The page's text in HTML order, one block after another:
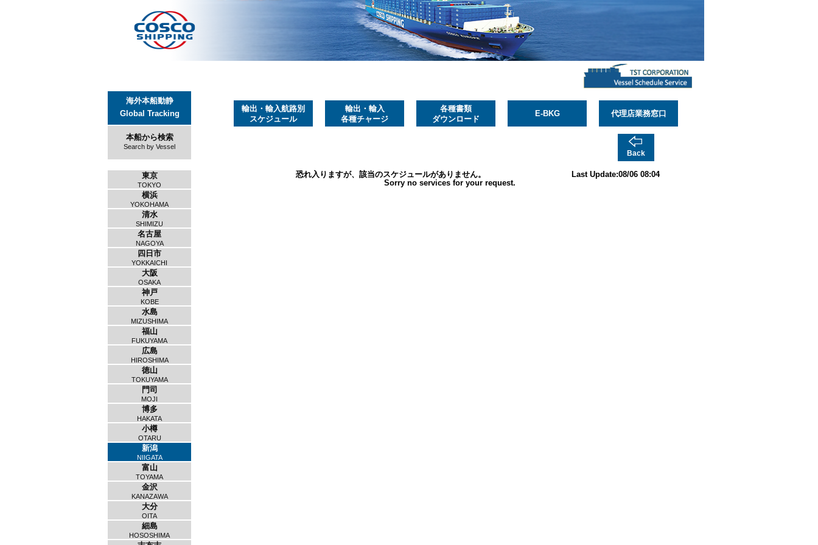
海外本船動静
Global Tracking
本船から検索
Search by Vessel
東京
TOKYO
横浜
YOKOHAMA
清水
SHIMIZU
名古屋
NAGOYA
四日市
YOKKAICHI
大阪
OSAKA
神戸
KOBE
水島
MIZUSHIMA
福山
FUKUYAMA
広島
HIROSHIMA
徳山
TOKUYAMA
門司
MOJI
博多
HAKATA
小樽
OTARU
新潟
NIIGATA
富山
TOYAMA
金沢
KANAZAWA
大分
OITA
細島
HOSOSHIMA
輸出・輸入航路別
スケジュール
輸出・輸入
各種チャージ
各種書類
ダウンロード
E-BKG 代理店業務窓口
Back
Last Update:08/06 08:04
恐れ入りますが、該当のスケジュールがありません。
Sorry no services for your request.